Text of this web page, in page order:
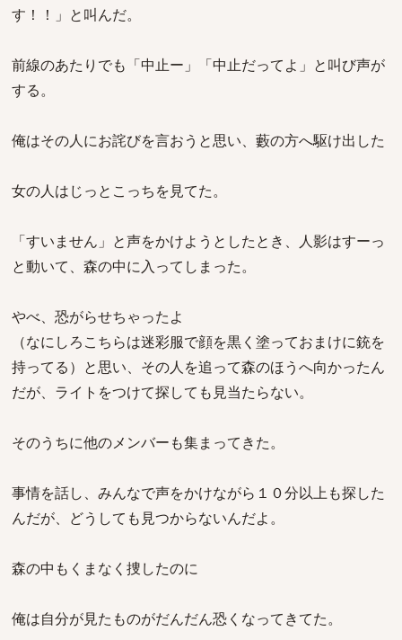
す！！」と叫んだ。
前線のあたりでも「中止ー」「中止だってよ」と叫び声が
する。
俺はその人にお詫びを言おうと思い、藪の方へ駆け出した
女の人はじっとこっちを見てた。
「すいません」と声をかけようとしたとき、人影はすーっ
と動いて、森の中に入ってしまった。
やべ、恐がらせちゃったよ
（なにしろこちらは迷彩服で顔を黒く塗っておまけに銃を
持ってる）と思い、その人を追って森のほうへ向かったん
だが、ライトをつけて探しても見当たらない。
そのうちに他のメンバーも集まってきた。
事情を話し、みんなで声をかけながら１０分以上も探した
んだが、どうしても見つからないんだよ。
森の中もくまなく捜したのに
俺は自分が見たものがだんだん恐くなってきてた。